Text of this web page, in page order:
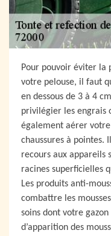
Pour pouvoir éviter la
votre pelouse, il faut
en dessous de 3 à 4
privilégier les engrais
également aérer votre
chaussures à pointes.
recours aux appareils
racines superficielles
Les produits anti-
combattre les
soins dont votre
d’apparition des